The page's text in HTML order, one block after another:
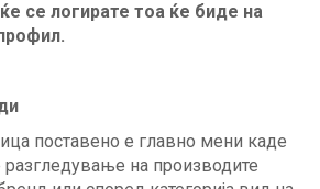
се логирате тоа ќе биде на
поставено е главно мени каде
на производите